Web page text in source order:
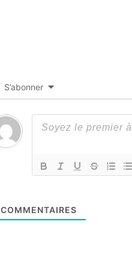
S’abonner
COMMENTAIRES